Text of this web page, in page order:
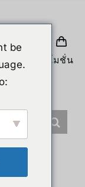
โปรโมชั่น
be